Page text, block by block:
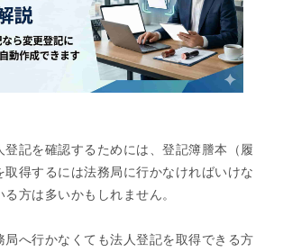
登記を確認するためには、登記簿謄本（履
取得するには法務局に行かなければいけな
方は多いかもしれません。
局へ行かなくても法人登記を取得できる方